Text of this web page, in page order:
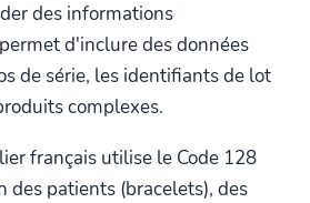
des informations
d'inclure des données
de série, les identifiants de lot
complexes.
français utilise le Code 128
des patients (bracelets), des